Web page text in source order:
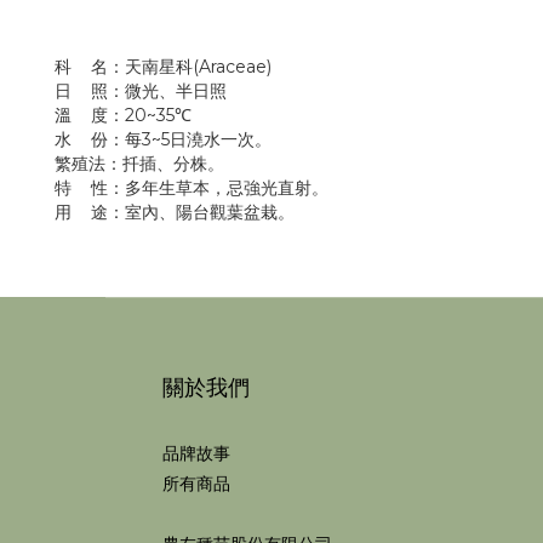
科 名：天南星科(Araceae)
日 照：微光、半日照
溫 度：20~35℃
水 份：每3~5日澆水一次。
繁殖法：扦插、分株。
特 性：多年生草本，忌強光直射。
用 途：室內、陽台觀葉盆栽。
關於我們
品牌故事
所有商品